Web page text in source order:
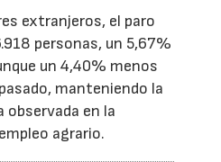
extranjeros, el paro
personas, un 5,67%
un 4,40% menos
manteniendo la
observada en la
agrario.